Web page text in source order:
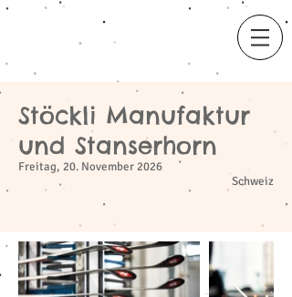
Stöckli Manufaktur
und Stanserhorn
Freitag, 20. November 2026
​
Schweiz